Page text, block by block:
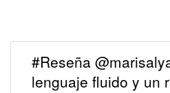
#Reseña
lenguaje fluido y un